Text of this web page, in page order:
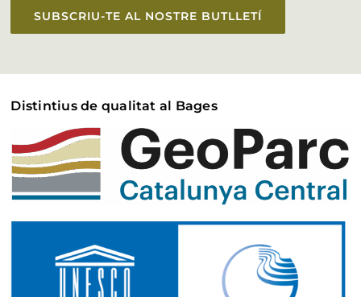
SUBSCRIU-TE AL NOSTRE BUTLLETÍ
Distintius de qualitat al Bages